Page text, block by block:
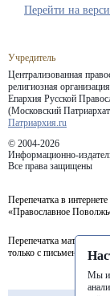
Учредитель
Централизованная
религиозная
Епархия Русской
(Московский
Патриархия.ru
© 2004-2026
Информационно-
Все права защищены
Перепечатка в
«Православное
Перепечатка
только с письменного
Перейти на
Мы